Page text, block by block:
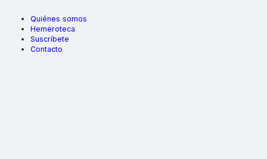
Quiénes somos
Hemeroteca
Suscríbete
Contacto